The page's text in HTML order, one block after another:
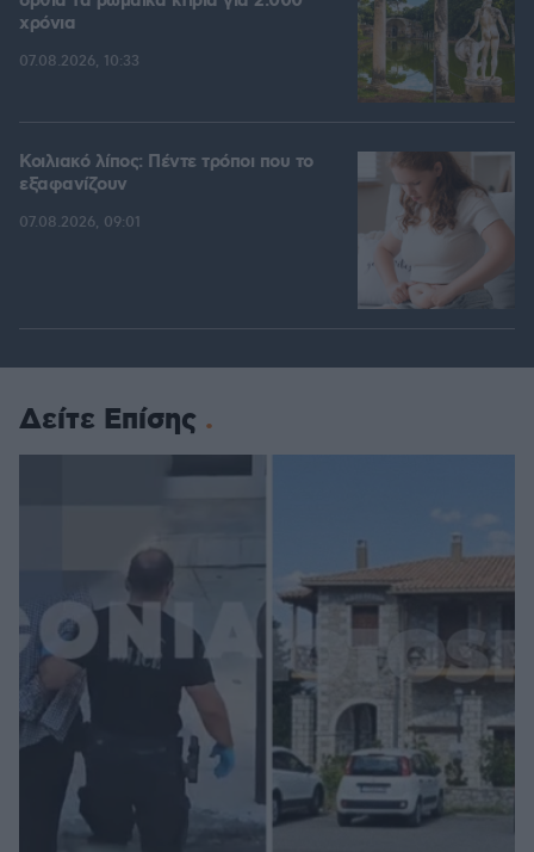
χρόνια
07.08.2026, 10:33
Κοιλιακό λίπος: Πέντε τρόποι που το
εξαφανίζουν
07.08.2026, 09:01
Δείτε Επίσης